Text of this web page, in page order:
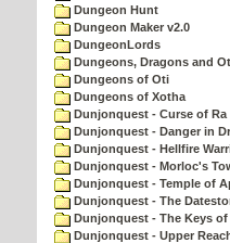
Dungeon Hunt
Dungeon Maker v2.0
DungeonLords
Dungeons, Dragons and
Dungeons of Oti
Dungeons of Xotha
Dunjonquest - Curse of Ra
Dunjonquest - Danger in
Dunjonquest - Hellfire
Dunjonquest - Morloc's
Dunjonquest - Temple of
Dunjonquest - The
Dunjonquest - The Keys
Dunjonquest - Upper